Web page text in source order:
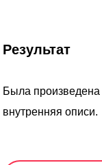
Результат
Была произведена
внутренняя описи.